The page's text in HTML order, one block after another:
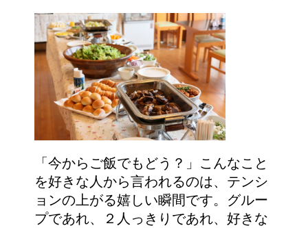
「今からご飯でもどう？」こんなこと
を好きな人から言われるのは、テンシ
ョンの上がる嬉しい瞬間です。グルー
プであれ、２人っきりであれ、好きな